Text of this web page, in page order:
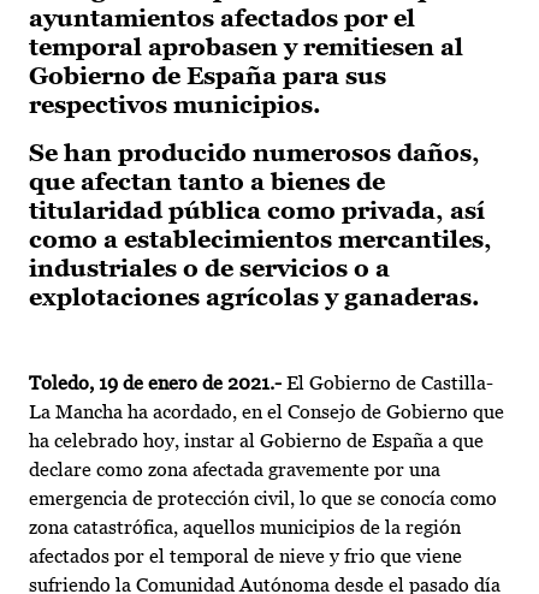
ayuntamientos afectados por el
temporal aprobasen y remitiesen al
Gobierno de España para sus
respectivos municipios.
Se han producido numerosos daños,
que afectan tanto a bienes de
titularidad pública como privada, así
como a establecimientos mercantiles,
industriales o de servicios o a
explotaciones agrícolas y ganaderas.
Toledo, 19 de enero de 2021.- El Gobierno de Castilla-
La Mancha ha acordado, en el Consejo de Gobierno que
ha celebrado hoy, instar al Gobierno de España a que
declare como zona afectada gravemente por una
emergencia de protección civil, lo que se conocía como
zona catastrófica, aquellos municipios de la región
afectados por el temporal de nieve y frio que viene
sufriendo la Comunidad Autónoma desde el pasado día